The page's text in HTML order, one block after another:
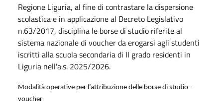
Regione Liguria, al fine di contrastare la dispersione
scolastica e in applicazione al Decreto Legislativo
n.63/2017, disciplina le borse di studio riferite al
sistema nazionale di voucher da erogarsi agli studenti
iscritti alla scuola secondaria di II grado residenti in
Liguria nell'a.s. 2025/2026.
Modalità operative per l’attribuzione delle borse di studio–
voucher